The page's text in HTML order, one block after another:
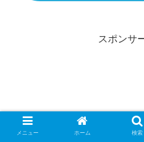
スポンサ
メニュー ホーム 検索